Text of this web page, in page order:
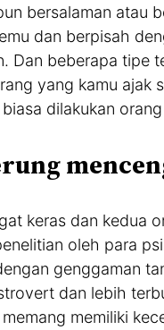
bersalaman atau
dan berpisah
Dan beberapa tipe
yang kamu ajak
dilakukan
keras dan kedua
oleh para
genggaman
dan lebih
memiliki